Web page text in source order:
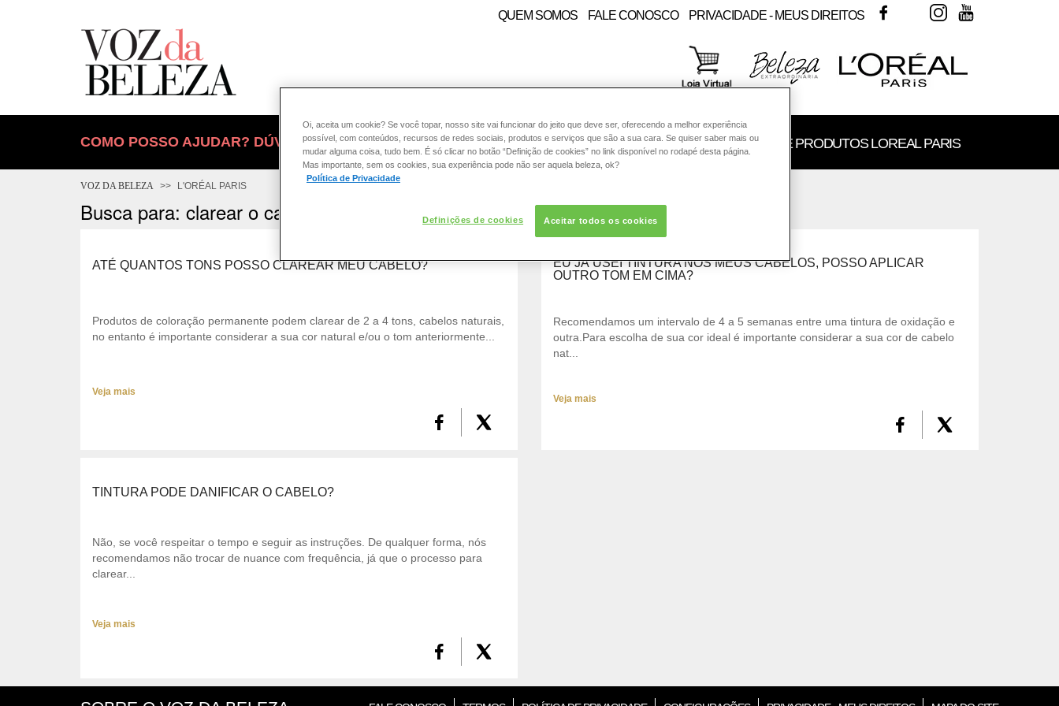
QUEM SOMOS FALE CONOSCO PRIVACIDADE - MEUS DIREITOS FACEBOOKTWITTERINSTAGRAM
COMO POSSO AJUDAR? DÚVIDAS SOBRE: PELE COLORAÇÃO CABELO SOLAR CONSULTORIA DE PRODUTOS LOREAL PARIS
VOZ DA BELEZA L'ORÉAL PARIS
Busca para: clarear o cabelo
ATÉ QUANTOS TONS POSSO CLAREAR MEU CABELO?
Produtos de coloração permanente podem clarear de 2 a 4 tons, cabelos naturais,
no entanto é importante considerar a sua cor natural e/ou o tom anteriormente...
Veja mais
EU JÁ USEI TINTURA NOS MEUS CABELOS, POSSO APLICAR
OUTRO TOM EM CIMA?
Recomendamos um intervalo de 4 a 5 semanas entre uma tintura de oxidação e
outra.Para escolha de sua cor ideal é importante considerar a sua cor de cabelo
nat...
Veja mais
TINTURA PODE DANIFICAR O CABELO?
Não, se você respeitar o tempo e seguir as instruções. De qualquer forma, nós
recomendamos não trocar de nuance com frequência, já que o processo para
clarear...
Veja mais
Oi, aceita um cookie? Se você topar, nosso site vai funcionar do jeito que deve ser, oferecendo a melhor experiência
possível, com conteúdos, recursos de redes sociais, produtos e serviços que são a sua cara. Se quiser saber mais ou
mudar alguma coisa, tudo bem. É só clicar no botão “Definição de cookies” no link disponível no rodapé desta página.
Mas importante, sem os cookies, sua experiência pode não ser aquela beleza, ok?
Política de Privacidade
Definições de cookies Aceitar todos os cookies